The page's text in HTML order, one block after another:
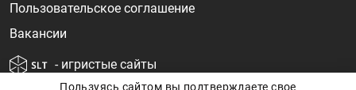
Пользовательское соглашение
Вакансии
- игристые сайты
Пользуясь сайтом вы подтверждаете свое